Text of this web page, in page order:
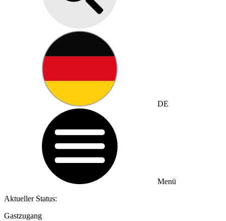
DE
Menü
Aktueller Status:
Gastzugang